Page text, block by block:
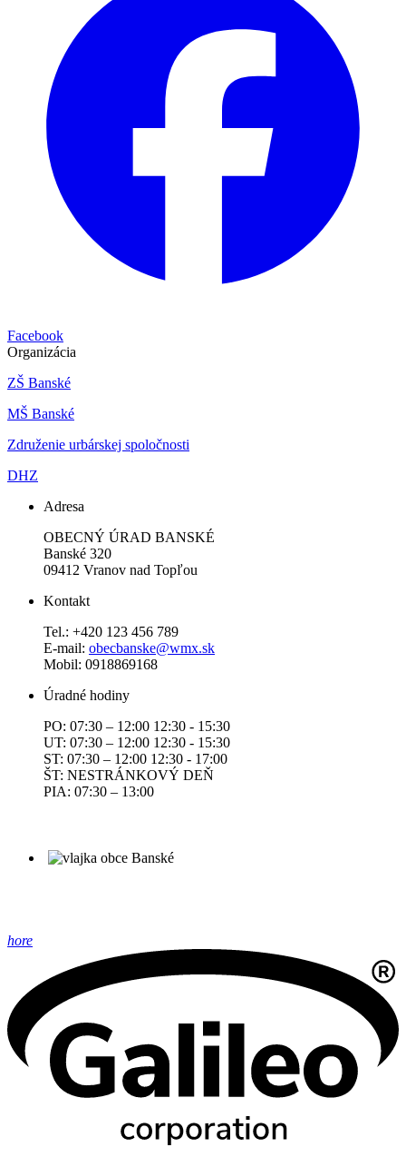
Facebook
Organizácia
ZŠ Banské
MŠ Banské
Združenie urbárskej spoločnosti
DHZ
Adresa
OBECNÝ ÚRAD BANSKÉ
Banské 320
09412 Vranov nad Topľou
Kontakt
Tel.: +420 123 456 789
E-mail: obecbanske@wmx.sk
Mobil: 0918869168
Úradné hodiny
PO: 07:30 – 12:00 12:30 - 15:30
UT: 07:30 – 12:00 12:30 - 15:30
ST: 07:30 – 12:00 12:30 - 17:00
ŠT: NESTRÁNKOVÝ DEŇ
PIA: 07:30 – 13:00
hore